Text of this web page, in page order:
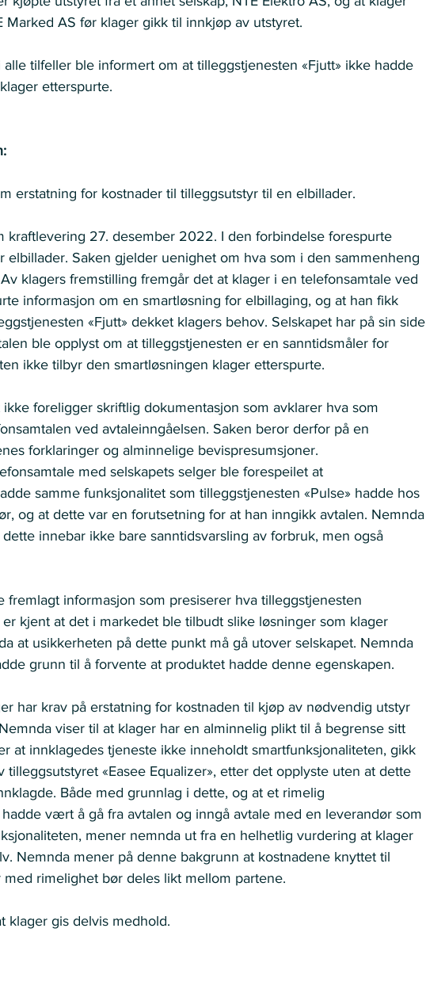
Marked AS før klager gikk til innkjøp av utstyret.
tilfeller ble informert om at tilleggstjenesten «Fjutt» ikke hadde
etterspurte.
erstatning for kostnader til tilleggsutstyr til en elbillader.
kraftlevering 27. desember 2022. I den forbindelse forespurte
elbillader. Saken gjelder uenighet om hva som i den sammenheng
klagers fremstilling fremgår det at klager i en telefonsamtale ved
informasjon om en smartløsning for elbillaging, og at han fikk
«Fjutt» dekket klagers behov. Selskapet har på sin side
ble opplyst om at tilleggstjenesten er en sanntidsmåler for
ikke tilbyr den smartløsningen klager etterspurte.
foreligger skriftlig dokumentasjon som avklarer hva som
ved avtaleinngåelsen. Saken beror derfor på en
forklaringer og alminnelige bevispresumsjoner.
med selskapets selger ble forespeilet at
samme funksjonalitet som tilleggstjenesten «Pulse» hadde hos
og at dette var en forutsetning for at han inngikk avtalen. Nemnda
innebar ikke bare sanntidsvarsling av forbruk, men også
fremlagt informasjon som presiserer hva tilleggstjenesten
kjent at det i markedet ble tilbudt slike løsninger som klager
at usikkerheten på dette punkt må gå utover selskapet. Nemnda
grunn til å forvente at produktet hadde denne egenskapen.
har krav på erstatning for kostnaden til kjøp av nødvendig utstyr
viser til at klager har en alminnelig plikt til å begrense sitt
at innklagedes tjeneste ikke inneholdt smartfunksjonaliteten, gikk
«Easee Equalizer», etter det opplyste uten at dette
Både med grunnlag i dette, og at et rimelig
vært å gå fra avtalen og inngå avtale med en leverandør som
mener nemnda ut fra en helhetlig vurdering at klager
Nemnda mener på denne bakgrunn at kostnadene knyttet til
rimelighet bør deles likt mellom partene.
klager gis delvis medhold.